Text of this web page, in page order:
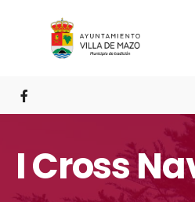
I Cross